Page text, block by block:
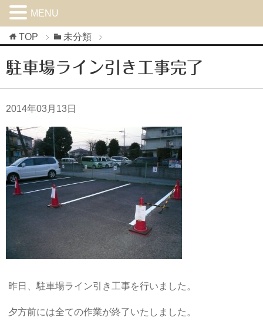
TOP 未分類
駐車場ライン引き工事完了
2014年03月13日
昨日、駐車場ライン引き工事を行いました。
夕方前には全ての作業が終了いたしました。
MENU